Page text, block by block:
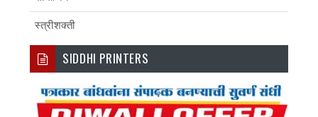
स्त्रीशक्ती
SIDDHI PRINTERS